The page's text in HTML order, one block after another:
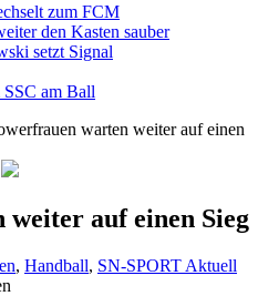
zum FCM
den Kasten sauber
setzt Signal
am Ball
warten weiter auf einen
auf einen Sieg
, Handball, SN-SPORT Aktuell